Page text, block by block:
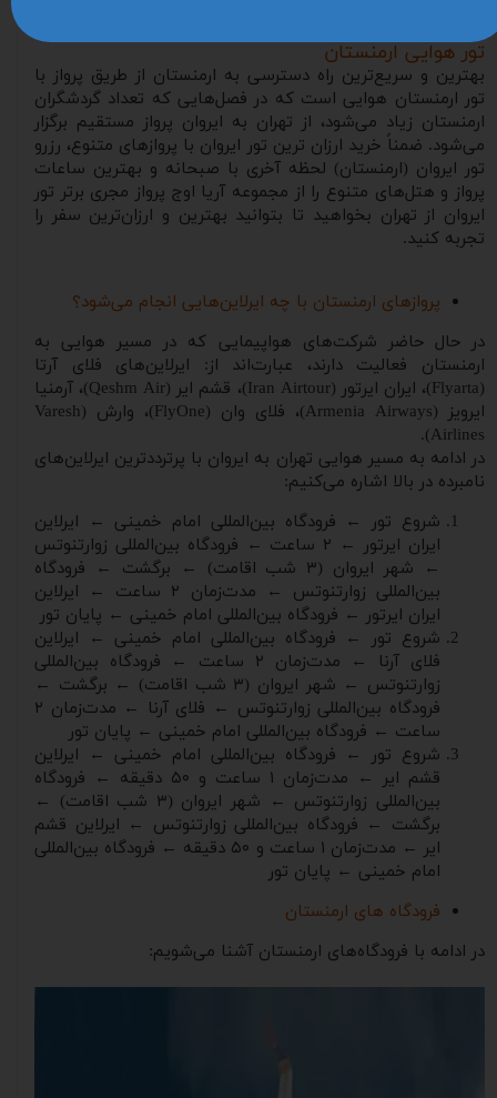
تور هوایی ارمنستان
بهترین و سریع‌ترین راه دسترسی به ارمنستان از طریق پرواز با
تور ارمنستان هوایی است که در فصل‌هایی که تعداد گردشگران
ارمنستان زیاد می‌شود، از تهران به ایروان پرواز مستقیم برگزار
می‌شود. ضمناً خرید ارزان‌ ترین تور ایروان با پروازهای متنوع، رزرو
تور ایروان (ارمنستان) لحظه آخری با صبحانه و بهترین ساعات
پرواز و هتل‌های متنوع را از مجموعه آریا اوج پرواز مجری برتر تور
ایروان از تهران بخواهید تا بتوانید بهترین و ارزان‌ترین سفر را
تجربه کنید.
پروازهای ارمنستان با چه ایرلاین‌هایی انجام می‌شود؟
در حال حاضر شرکت‌های هواپیمایی که در مسیر هوایی به
ارمنستان فعالیت دارند، عبارت‌اند از: ایرلاین‌های فلای آرتا
(Flyarta)، ایران ایرتور (Iran Airtour)، قشم ایر (Qeshm Air)، آرمنیا
ایرویز (Armenia Airways)، فلای وان (FlyOne)، وارش (Varesh
Airlines).
در ادامه به مسیر هوایی تهران به ایروان با پرترددترین ایرلاین‌های
نامبرده در بالا اشاره می‌کنیم:
شروع تور ← فرودگاه بین‌المللی امام خمینی ← ایرلاین
ایران ایرتور ← ۲ ساعت ← فرودگاه بین‌المللی زوارتنوتس
← شهر ایروان (۳ شب اقامت) ← برگشت ← فرودگاه
بین‌المللی زوارتنوتس ← مدت‌زمان ۲ ساعت ← ایرلاین
ایران ایرتور ← فرودگاه بین‌المللی امام خمینی ← پایان تور
شروع تور ← فرودگاه بین‌المللی امام خمینی ← ایرلاین
فلای آرنا ← مدت‌زمان ۲ ساعت ← فرودگاه بین‌المللی
زوارتنوتس ← شهر ایروان (۳ شب اقامت) ← برگشت ←
فرودگاه بین‌المللی زوارتنوتس ← فلای آرنا ← مدت‌زمان ۲
ساعت ← فرودگاه بین‌المللی امام خمینی ← پایان تور
شروع تور ← فرودگاه بین‌المللی امام خمینی ← ایرلاین
قشم ایر ← مدت‌زمان ۱ ساعت و ۵۰ دقیقه ← فرودگاه
بین‌المللی زوارتنوتس ← شهر ایروان (۳ شب اقامت) ←
برگشت ← فرودگاه بین‌المللی زوارتنوتس ← ایرلاین قشم
ایر ← مدت‌زمان ۱ ساعت و ۵۰ دقیقه ← فرودگاه بین‌المللی
امام خمینی ← پایان تور
فرودگاه های ارمنستان
در ادامه با فرودگاه‌های ارمنستان آشنا می‌شویم: